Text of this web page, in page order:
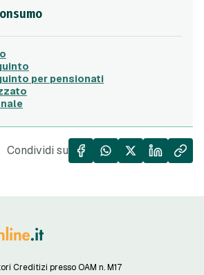
per pensionati
Condividi su
Creditizi presso OAM n. M17